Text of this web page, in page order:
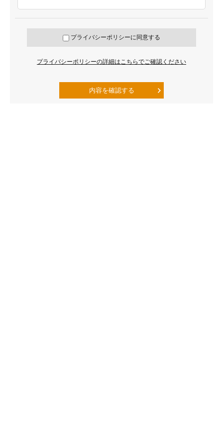
プライバシーポリシーに同意する
プライバシーポリシーの詳細はこちらでご確認ください